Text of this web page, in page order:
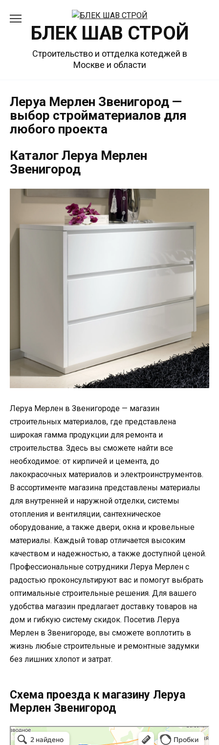
содержаниюБЛЕК ШАВ СТРОЙ
Строительство и оттделка котеджей в
Москве и области
Леруа Мерлен Звенигород —
выбор стройматериалов для
любого проекта
Каталог Леруа Мерлен
Звенигород
Леруа Мерлен в Звенигороде — магазин
строительных материалов, где представлена
широкая гамма продукции для ремонта и
строительства. Здесь вы сможете найти все
необходимое: от кирпичей и цемента, до
лакокрасочных материалов и электроинструментов.
В ассортименте магазина представлены материалы
для внутренней и наружной отделки, системы
отопления и вентиляции, сантехническое
оборудование, а также двери, окна и кровельные
материалы. Каждый товар отличается высоким
качеством и надежностью, а также доступной ценой.
Профессиональные сотрудники Леруа Мерлен с
радостью проконсультируют вас и помогут выбрать
оптимальные строительные решения. Для вашего
удобства магазин предлагает доставку товаров на
дом и гибкую систему скидок. Посетив Леруа
Мерлен в Звенигороде, вы сможете воплотить в
жизнь любые строительные и ремонтные задумки
без лишних хлопот и затрат.
Схема проезда к магазину Леруа
Мерлен Звенигород
Леруа Мерлен в Казани
Казань